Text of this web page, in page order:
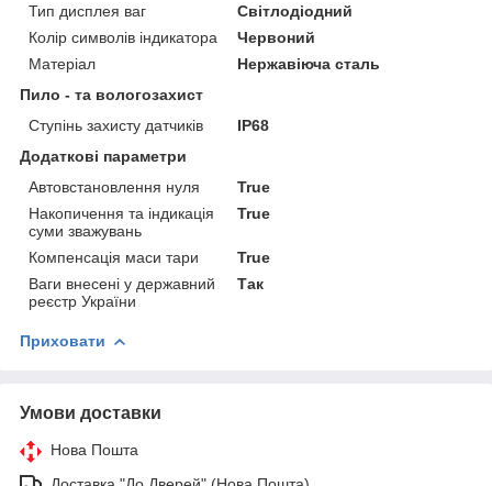
Тип дисплея ваг
Світлодіодний
Колір символів індикатора
Червоний
Матеріал
Нержавіюча сталь
Пило - та вологозахист
Ступінь захисту датчиків
IP68
Додаткові параметри
Автовстановлення нуля
True
Накопичення та індикація
суми зважувань
True
Компенсація маси тари
True
Ваги внесені у державний
реєстр України
Так
Приховати
Умови доставки
Нова Пошта